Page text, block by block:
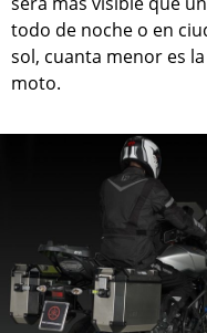
todo de noche o en
sol, cuanta menor es
moto.